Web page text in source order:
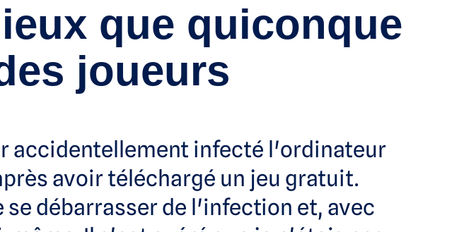
que quiconque
joueurs
accidentellement infecté l'ordinateur
avoir téléchargé un jeu gratuit.
débarrasser de l'infection et, avec